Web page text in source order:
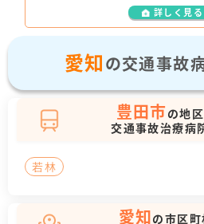
詳しく見る
愛知の交通事故
豊田市の地
交通事故治療病
若林
愛知の市区